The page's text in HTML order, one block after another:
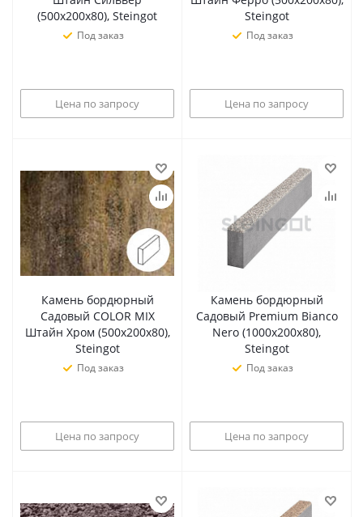
(500х200х80), Steingot
Под заказ
Цена по запросу
Steingot
Под заказ
Цена по запросу
Камень бордюрный
Садовый COLOR MIX
Штайн Хром (500х200х80),
Steingot
Под заказ
Цена по запросу
Камень бордюрный
Садовый Premium Bianco
Nero (1000х200х80),
Steingot
Под заказ
Цена по запросу